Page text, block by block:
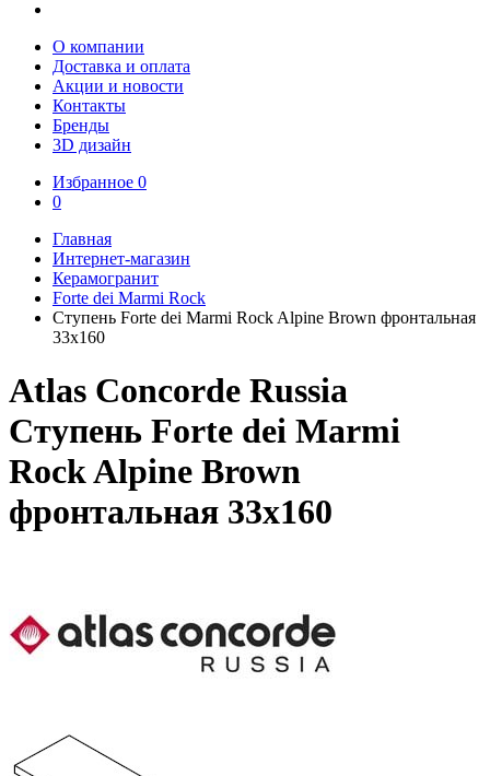
О компании
Доставка и оплата
Акции и новости
Контакты
Бренды
3D дизайн
Избранное 0
0
Главная
Интернет-магазин
Керамогранит
Forte dei Marmi Rock
Ступень Forte dei Marmi Rock Alpine Brown фронтальная
33x160
Atlas Concorde Russia
Ступень Forte dei Marmi
Rock Alpine Brown
фронтальная 33x160